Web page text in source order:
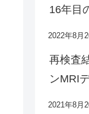
16年目
2022年8月
再検査
ンMRI
2021年8月